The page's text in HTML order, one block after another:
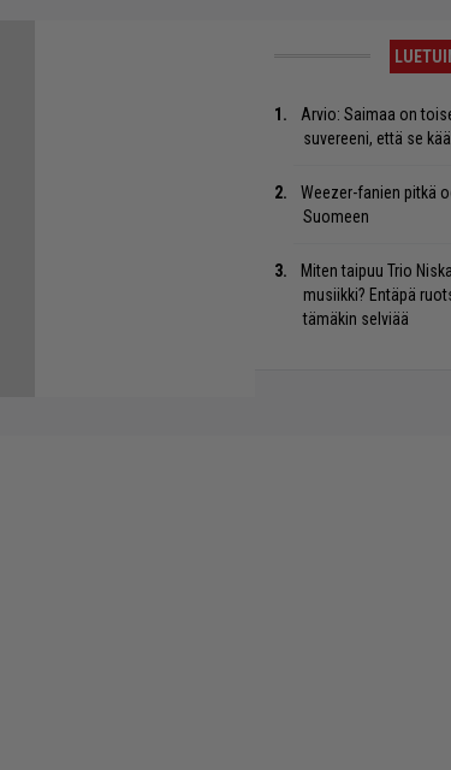
Arvio: Saimaa on
suvereeni, että se
Weezer-fanien pitkä
Suomeen
Miten taipuu Trio
musiikki? Entäpä
tämäkin selviää